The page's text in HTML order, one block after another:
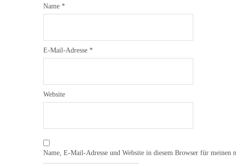
Name *
E-Mail-Adresse *
Website
Name, E-Mail-Adresse und Website in diesem Browser für meinen